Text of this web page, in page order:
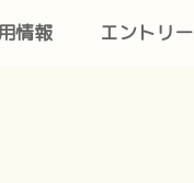
情報 エントリー